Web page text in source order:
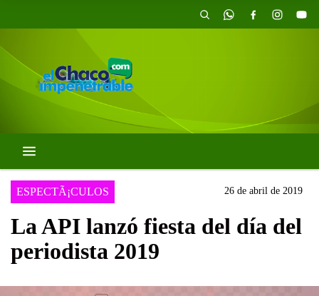
ESPECTÃ¡CULOS 26 de abril de 2019
La API lanzó fiesta del día del
periodista 2019